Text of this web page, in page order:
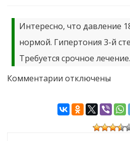
Интересно, что давление
нормой. Гипертония 3-й
Требуется срочное лечение.
Комментарии к
Дмитрий
Михайлович
отключены